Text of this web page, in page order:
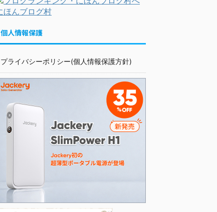
ほんブログ村
個人情報保護
プライバシーポリシー(個人情報保護方針)